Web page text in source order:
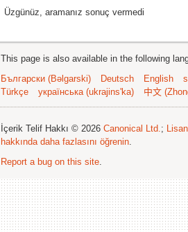
Üzgünüz, aramanız sonuç vermedi
This page is also available in the following
Български (Bəlgarski)
Deutsch English
Türkçe
українська (ukrajins'ka) 中文
İçerik Telif Hakkı © 2026 Canonical Ltd.;
hakkında daha fazlasını öğrenin.
Report a bug on this site.